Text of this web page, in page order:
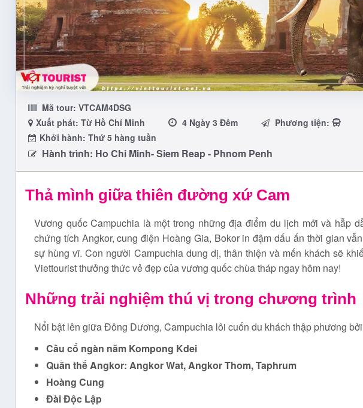
Mã tour: VTCAM4DSG
Xuất phát: Từ Hồ Chí Minh
4 Ngày 3 Đêm
Phương tiện:
Khởi hành: Thứ 5 hàng tuần
Hành trình: Ho Chi Minh- Siem Reap - Phnom Penh
Thả mình giữa thiên đường xứ Cam
Vương quốc Campuchia là một trong những địa điểm du lịch mới và hẫp
chứng tích Angkor, cung điện Hoàng Gia, Bokor in đậm dấu ấn thời gian
sự hùng vĩ. Con người Campuchia dung dị, thân thiện và mến khách sẽ
Viettourist thưởng thức vẻ đẹp của vương quốc chùa tháp ngay hôm nay!
Những trải nghiệm thú vị trong chương trình
Nổi bật lên giữa Đông Dương, Campuchia lôi cuốn du khách thập phương
Cầu cổ ngàn năm Kompong Kdei
Quần thể Angkor: Angkor Wat, Angkor Thom, Taphrum
Hoàng Cung
ĐàiĐộc Lập